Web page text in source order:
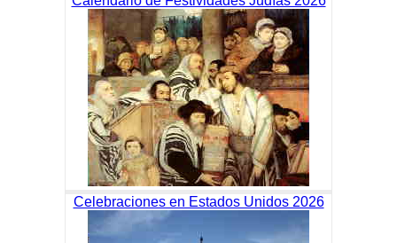
Celebraciones en Estados Unidos 2026